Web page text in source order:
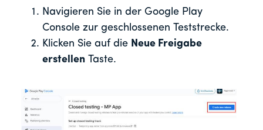
Navigieren Sie in der Google Play
Console zur geschlossenen Teststrecke.
Klicken Sie auf die Neue Freigabe
erstellen Taste.